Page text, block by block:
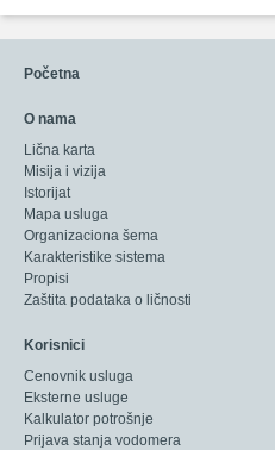
Početna
O nama
Lična karta
Misija i vizija
Istorijat
Mapa usluga
Organizaciona šema
Karakteristike sistema
Propisi
Zaštita podataka o ličnosti
Korisnici
Cenovnik usluga
Eksterne usluge
Kalkulator potrošnje
Prijava stanja vodomera